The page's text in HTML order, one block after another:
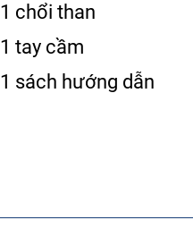
1 chổi than
1 tay cầm
1 sách hướng dẫn